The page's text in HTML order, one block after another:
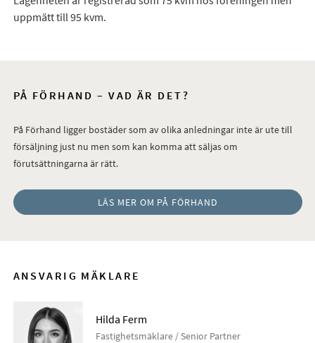
uppmätt till 95 kvm.
PÅ FÖRHAND – VAD ÄR DET?
På Förhand ligger bostäder som av olika anledningar inte är ute till
försäljning just nu men som kan komma att säljas om
förutsättningarna är rätt.
LÄS MER OM PÅ FÖRHAND
ANSVARIG MÄKLARE
Hilda Ferm
Fastighetsmäklare / Senior Partner